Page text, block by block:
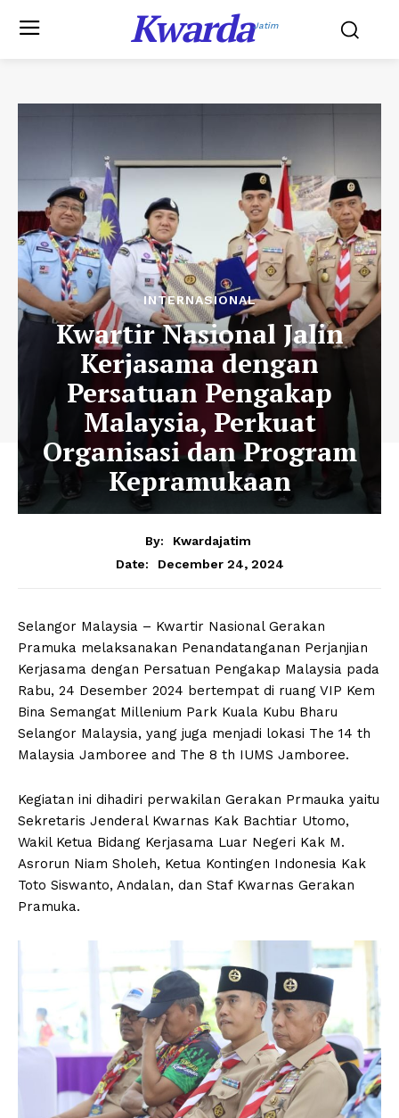
KwardaJatim
INTERNASIONAL
Kwartir Nasional Jalin
Kerjasama dengan
Persatuan Pengakap
Malaysia, Perkuat
Organisasi dan Program
Kepramukaan
By:
Kwardajatim
Date:
December 24, 2024
Selangor Malaysia – Kwartir Nasional Gerakan
Pramuka melaksanakan Penandatanganan Perjanjian
Kerjasama dengan Persatuan Pengakap Malaysia pada
Rabu, 24 Desember 2024 bertempat di ruang VIP Kem
Bina Semangat Millenium Park Kuala Kubu Bharu
Selangor Malaysia, yang juga menjadi lokasi The 14 th
Malaysia Jamboree and The 8 th IUMS Jamboree.
Kegiatan ini dihadiri perwakilan Gerakan Prmauka yaitu
Sekretaris Jenderal Kwarnas Kak Bachtiar Utomo,
Wakil Ketua Bidang Kerjasama Luar Negeri Kak M.
Asrorun Niam Sholeh, Ketua Kontingen Indonesia Kak
Toto Siswanto, Andalan, dan Staf Kwarnas Gerakan
Pramuka.